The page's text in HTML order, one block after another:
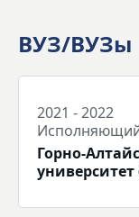
ВУЗ/ВУЗы
2021 - 2022
Исполняющий
Горно-
университет